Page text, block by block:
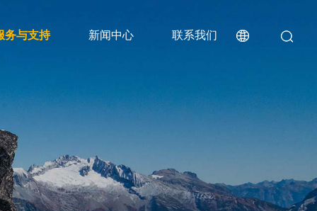
务与支持 新闻中心 联系我们